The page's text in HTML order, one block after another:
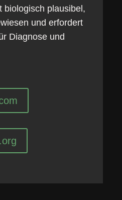
biologisch plausibel,
und erfordert
Diagnose und